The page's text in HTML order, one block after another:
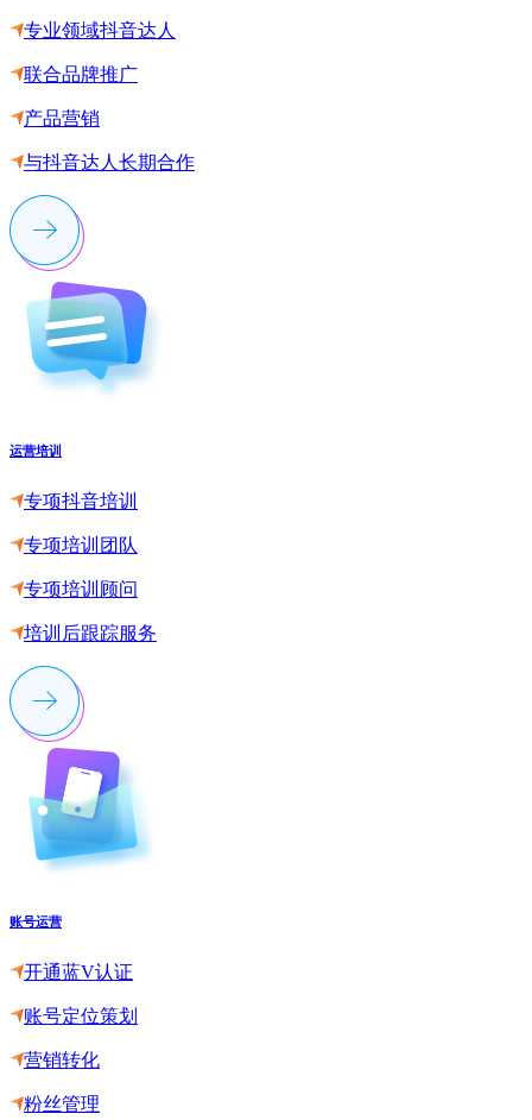
专业领域抖音达人
联合品牌推广
产品营销
与抖音达人长期合作
运营培训
专项抖音培训
专项培训团队
专项培训顾问
培训后跟踪服务
账号运营
开通蓝V认证
账号定位策划
营销转化
粉丝管理